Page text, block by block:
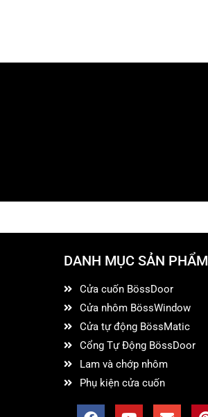
DANH MỤC SẢN PHẨM
Cửa cuốn BössDoor
Cửa nhôm BössWindow
Cửa tự động BössMatic
Cổng Tự Động BössDoor
Lam và chớp nhôm
Phụ kiện cửa cuốn